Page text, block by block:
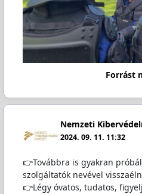
Forrást
Nemzeti
2024. 09. 11. 11:32
👉Továbbra is gyakran
szolgáltatók nevével
👉Légy óvatos, tudatos,